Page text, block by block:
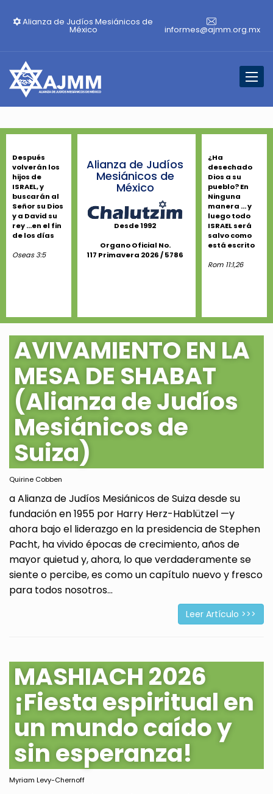
Alianza de Judíos Mesiánicos de
México informes@ajmm.org.mx
Después
volverán los
hijos de
ISRAEL, y
buscarán al
Señor su Dios
y a David su
rey ...en el fin
de los días
Oseas 3:5
Alianza de Judíos
Mesiánicos de
México
Desde 1992
Organo Oficial No.
117 Primavera 2026 / 5786
¿Ha
desechado
Dios a su
pueblo? En
Ninguna
manera ... y
luego todo
ISRAEL será
salvo como
está escrito
Rom 11:1,26
AVIVAMIENTO EN LA
MESA DE SHABAT
(Alianza de Judíos
Mesiánicos de
Suiza)
Quirine Cobben
a Alianza de Judíos Mesiánicos de Suiza desde su
fundación en 1955 por Harry Herz-Hablützel —y
ahora bajo el liderazgo en la presidencia de Stephen
Pacht, ha vivido épocas de crecimiento, años de
mayor quietud y, ahora, lo que verdaderamente se
siente o percibe, es como un capítulo nuevo y fresco
para todos nosotros...
Leer Artículo >>>
MASHIACH 2026
¡Fiesta espiritual en
un mundo caído y
sin esperanza!
Myriam Levy-Chernoff